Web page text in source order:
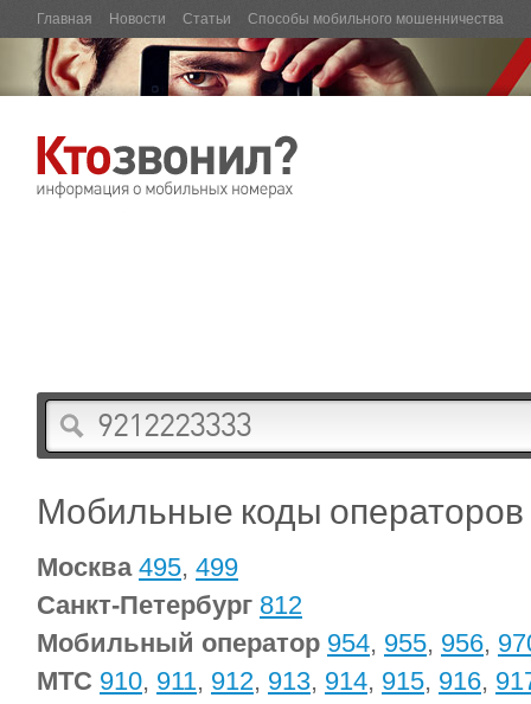
Главная Новости Статьи Способы мобильного мошенничества
Мобильные коды операторов
Москва 495, 499
Санкт-Петербург 812
Мобильный оператор 954, 955, 956,
МТС 910, 911, 912, 913, 914, 915, 916,